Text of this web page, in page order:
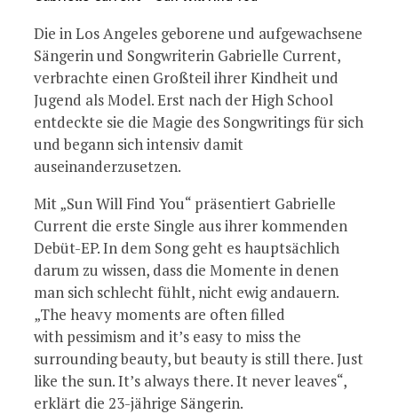
Die in Los Angeles geborene und aufgewachsene
Sängerin und Songwriterin Gabrielle Current,
verbrachte einen Großteil ihrer Kindheit und
Jugend als Model. Erst nach der High School
entdeckte sie die Magie des Songwritings für sich
und begann sich intensiv damit
auseinanderzusetzen.
Mit „Sun Will Find You“ präsentiert Gabrielle
Current die erste Single aus ihrer kommenden
Debüt-EP. In dem Song geht es hauptsächlich
darum zu wissen, dass die Momente in denen
man sich schlecht fühlt, nicht ewig andauern.
„The heavy moments are often filled
with pessimism and it’s easy to miss the
surrounding beauty, but beauty is still there. Just
like the sun. It’s always there. It never leaves“,
erklärt die 23-jährige Sängerin.